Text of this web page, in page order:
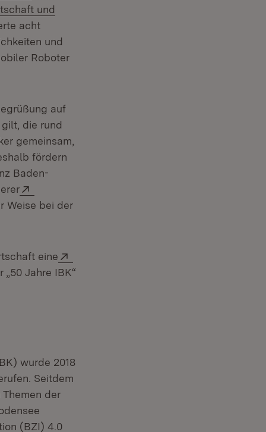
und
acht
und
Roboter
auf
die rund
gemeinsam,
fördern
Fenster)
Baden-
Fenster)
Weise bei der
eine
Jahre IBK“
wurde 2018
Seitdem
der
(BZI) 4.0